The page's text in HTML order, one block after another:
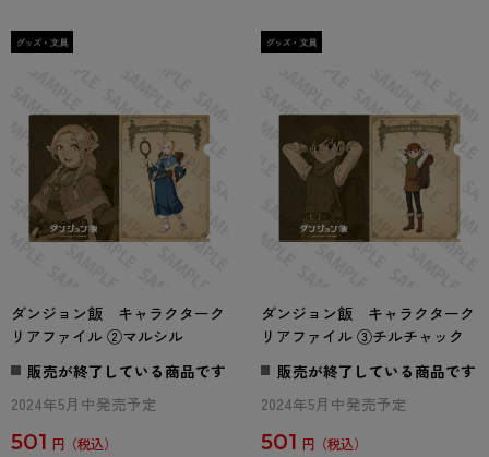
ダンジョン飯 キャラクターク
リアファイル ②マルシル
販売が終了している商品です
2024年5月中発売予定
501 円
ダンジョン飯 キャラクターク
リアファイル ③チルチャック
販売が終了している商品です
2024年5月中発売予定
501 円